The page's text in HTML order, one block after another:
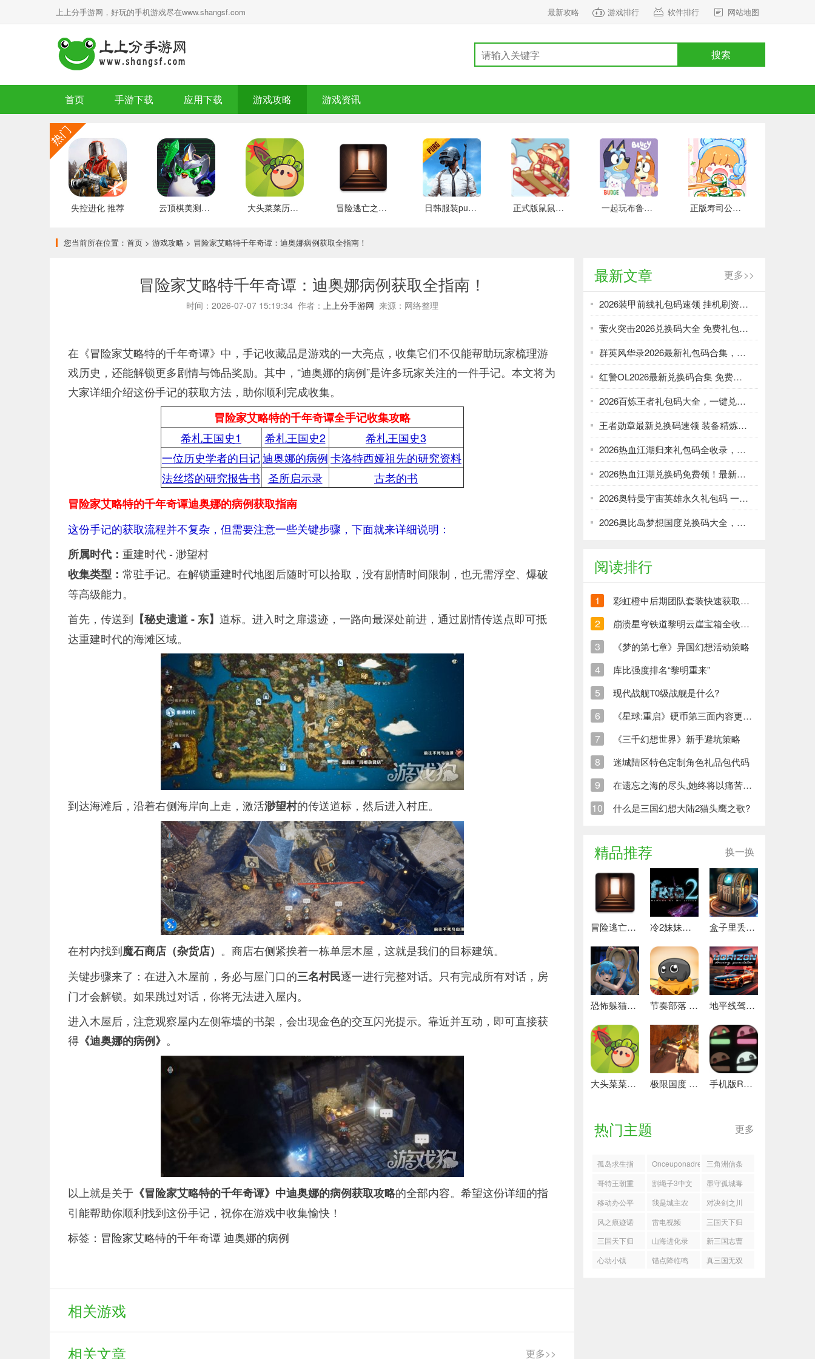
上上分手游网，好玩的手机游戏尽在www.shangsf.com 最新攻略 游戏排行 软件排行 网站地图
搜索
首页 手游下载 应用下载 游戏攻略 游戏资讯
失控进化 推荐 云顶棋美测服 最新版 大头菜菜历险记 好玩的 冒险逃亡之谜 推荐 日韩服装pubg 好玩的 正式版鼠鼠百货物语 安卓版 一起玩布鲁伊吧 手游下载 正版寿司公园 安卓版
您当前所在位置： 首页 > 游戏攻略 > 冒险家艾略特千年奇谭：迪奥娜病例获取全指南！
冒险家艾略特千年奇谭：迪奥娜病例获取全指南！
时间：2026-07-07 15:19:34 作者： 上上分手游网 来源：网络整理
在《冒险家艾略特的千年奇谭》中，手记收藏品是游戏的一大亮点，收集它们不仅能帮助玩家梳理游
戏历史，还能解锁更多剧情与饰品奖励。其中，“迪奥娜的病例”是许多玩家关注的一件手记。本文将为
大家详细介绍这份手记的获取方法，助你顺利完成收集。
冒险家艾略特的千年奇谭全手记收集攻略
希札王国史1
希札王国史2
希札王国史3
一位历史学者的日记迪奥娜的病例卡洛特西娅祖先的研究资料
法丝塔的研究报告书 圣所启示录
古老的书
冒险家艾略特的千年奇谭迪奥娜的病例获取指南
这份手记的获取流程并不复杂，但需要注意一些关键步骤，下面就来详细说明：
所属时代： 重建时代 - 渺望村
收集类型： 常驻手记。在解锁重建时代地图后随时可以拾取，没有剧情时间限制，也无需浮空、爆破
等高级能力。
首先，传送到 【秘史遗道 - 东】 道标。进入时之扉遗迹，一路向最深处前进，通过剧情传送点即可抵
达重建时代的海滩区域。
到达海滩后，沿着右侧海岸向上走，激活渺望村的传送道标，然后进入村庄。
在村内找到魔石商店（杂货店） 。商店右侧紧挨着一栋单层木屋，这就是我们的目标建筑。
关键步骤来了：在进入木屋前，务必与屋门口的三名村民逐一进行完整对话。只有完成所有对话，房
门才会解锁。如果跳过对话，你将无法进入屋内。
进入木屋后，注意观察屋内左侧靠墙的书架，会出现金色的交互闪光提示。靠近并互动，即可直接获
得 《迪奥娜的病例》 。
以上就是关于 《冒险家艾略特的千年奇谭》中迪奥娜的病例获取攻略的全部内容。希望这份详细的指
引能帮助你顺利找到这份手记，祝你在游戏中收集愉快！
标签： 冒险家艾略特的千年奇谭迪奥娜的病例
相关游戏
相关文章 更多>>
最新文章 更多>>
2026装甲前线礼包码速领 挂机刷资源攻略
萤火突击2026兑换码大全 免费礼包一键领取
群英风华录2026最新礼包码合集，一键领取限时福利
红警OL2026最新兑换码合集 免费礼包一键领取
2026百炼王者礼包码大全，一键兑换加速武将养成
王者勋章最新兑换码速领 装备精炼资源轻松刷
2026热血江湖归来礼包码全收录，强化资源不愁！
2026热血江湖兑换码免费领！最新礼包大全速取
2026奥特曼宇宙英雄永久礼包码 一键领取光暗资源
2026奥比岛梦想国度兑换码大全，免费领服饰家具！
阅读排行
1 彩虹橙中后期团队套装快速获取方法
2 崩溃星穹铁道黎明云崖宝箱全收集策略与崩铁玩家分享
3 《梦的第七章》异国幻想活动策略
4 库比强度排名“黎明重来”
5 现代战舰T0级战舰是什么?
6 《星球:重启》硬币第三面内容更新清单
7 《三千幻想世界》新手避坑策略
8 迷城陆区特色定制角色礼品包代码
9 在遗忘之海的尽头,她终将以痛苦创造新的生命
10 什么是三国幻想大陆2猫头鹰之歌?
精品推荐 换一换
冒险逃亡之谜 推荐 冷2妹妹的记忆 热门下载 盒子里丢失的碎片 安卓下载
恐怖躲猫猫4 最新版 节奏部落 安卓版 地平线驾驶模拟器 最新版
大头菜菜历险记 好玩的 极限国度 最新版 手机版REPO 安卓版
热门主题 更多
孤岛求生指
南剑获取攻
略
Onceuponadream三角洲信条
兑换码
哥特王朝重
制版爬虫铠
甲获取攻略
割绳子3中文
版
墨守孤城毒
焰缠墨流搭
配推荐
移动办公平
台
我是城主农
田玩法指南
对决剑之川
摇光星刃获
取攻略
风之痕迹诺
维克水属性
怎么配队
雷电视频
三国天下归
心跨服远征
机制介绍
三国天下归
心黄月英配
山海进化录
双龙威控制
新三国志曹
操传许褚无
心动小镇
锚点降临鸣
真三国无双